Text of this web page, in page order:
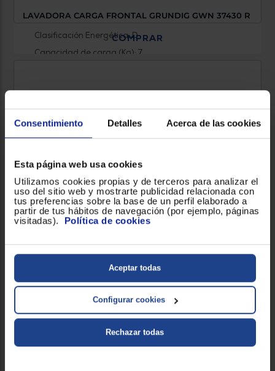
Consentimiento Detalles Acerca de las cookies
Esta página web usa cookies
Utilizamos cookies propias y de terceros para analizar el
uso del sitio web y mostrarte publicidad relacionada con
tus preferencias sobre la base de un perfil elaborado a
partir de tus hábitos de navegación (por ejemplo, páginas
visitadas). Política de cookies
Aceptar todas
Configurar cookies
Rechazar todas
LAVADORA CARGA FRONTAL GRUNDIG GWN 37430 R
Clasificación Energética: D
Capacidad de carga (Kg): 7
0 €
COMPRAR